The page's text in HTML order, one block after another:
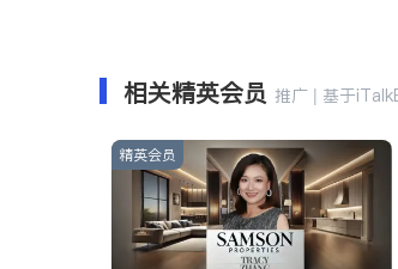
相关精英会员 推广 | 基于
精英会员